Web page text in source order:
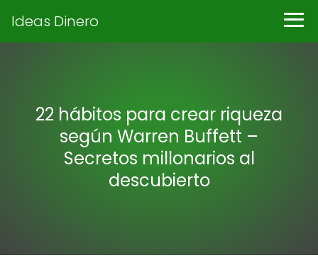
Ideas Dinero
22 hábitos para crear riqueza
según Warren Buffett –
Secretos millonarios al
descubierto